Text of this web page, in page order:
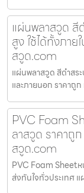
แผ่นพลาสวูด
สูง ใช้ได้ทั้งภา
สวูด.com
แผ่นพลาสวูด สีดำสร
และภายนอก ราคาถู
PVC Foam
ลาสวูด ราคาถู
สวูด.com
PVC Foam Sheet
ส่งทันใจทั่วประเทศ